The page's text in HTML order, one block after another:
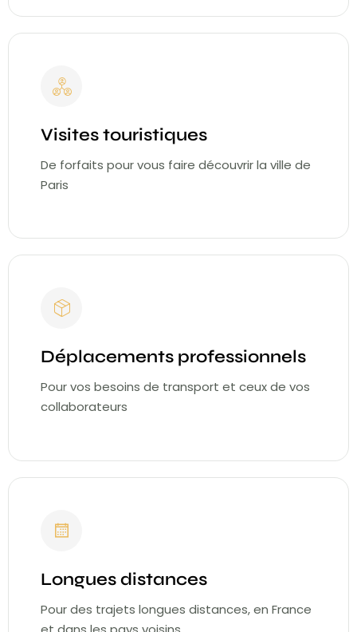
Visites touristiques
De forfaits pour vous faire découvrir la ville de
Paris
Déplacements professionnels
Pour vos besoins de transport et ceux de vos
collaborateurs
Longues distances
Pour des trajets longues distances, en France